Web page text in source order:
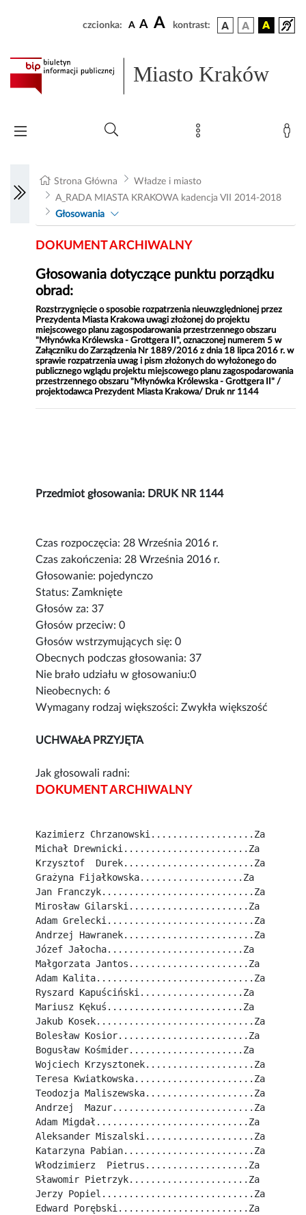
czcionka: A A A kontrast:
Miasto Kraków
Strona Główna
Władze i miasto
A_RADA MIASTA KRAKOWA kadencja VII 2014-2018
Głosowania
DOKUMENT ARCHIWALNY
Głosowania dotyczące punktu porządku
obrad:
Rozstrzygnięcie o sposobie rozpatrzenia nieuwzględnionej przez
Prezydenta Miasta Krakowa uwagi złożonej do projektu
miejscowego planu zagospodarowania przestrzennego obszaru
"Młynówka Królewska - Grottgera II", oznaczonej numerem 5 w
Załączniku do Zarządzenia Nr 1889/2016 z dnia 18 lipca 2016 r. w
sprawie rozpatrzenia uwag i pism złożonych do wyłożonego do
publicznego wglądu projektu miejscowego planu zagospodarowania
przestrzennego obszaru "Młynówka Królewska - Grottgera II" /
projektodawca Prezydent Miasta Krakowa/ Druk nr 1144
Przedmiot głosowania: DRUK NR 1144
Czas rozpoczęcia: 28 Września 2016 r.
Czas zakończenia: 28 Września 2016 r.
Głosowanie: pojedynczo
Status: Zamknięte
Głosów za: 37
Głosów przeciw: 0
Głosów wstrzymujących się: 0
Obecnych podczas głosowania: 37
Nie brało udziału w głosowaniu:0
Nieobecnych: 6
Wymagany rodzaj większości: Zwykła większość
UCHWAŁA PRZYJĘTA
Jak głosowali radni:
DOKUMENT ARCHIWALNY
Kazimierz Chrzanowski...................Za
Michał Drewnicki.......................Za
Krzysztof  Durek........................Za
Grażyna Fijałkowska...................Za
Jan Franczyk............................Za
Mirosław Gilarski......................Za
Adam Grelecki...........................Za
Andrzej Hawranek........................Za
Józef Jałocha.........................Za
Małgorzata Jantos......................Za
Adam Kalita.............................Za
Ryszard Kapuściński...................Za
Mariusz Kękuś.........................Za
Jakub Kosek.............................Za
Bolesław Kosior........................Za
Bogusław Kośmider.....................Za
Wojciech Krzysztonek....................Za
Teresa Kwiatkowska......................Za
Teodozja Maliszewska....................Za
Andrzej  Mazur..........................Za
Adam Migdał............................Za
Aleksander Miszalski....................Za
Katarzyna Pabian........................Za
Włodzimierz  Pietrus...................Za
Sławomir Pietrzyk......................Za
Jerzy Popiel............................Za
Edward Porębski........................Za